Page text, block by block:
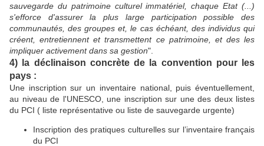
sauvegarde du patrimoine culturel immatériel, chaque Etat (...)
s'efforce d'assurer la plus large participation possible des
communautés, des groupes et, le cas échéant, des individus qui
créent, entretiennent et transmettent ce patrimoine, et des les
impliquer activement dans sa gestion".
4) la déclinaison concrète de la convention pour les
pays :
Une inscription sur un inventaire national, puis éventuellement,
au niveau de l'UNESCO, une inscription sur une des deux listes
du PCI ( liste représentative ou liste de sauvegarde urgente)
Inscription des pratiques culturelles sur l’inventaire français
du PCI